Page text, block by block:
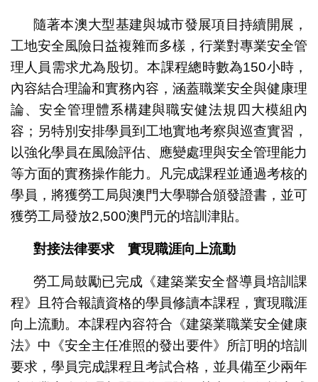
隨著本澳大型基建與城市發展項目持續開展，
工地安全風險日益複雜而多樣，行業對專業安全管
理人員需求尤為殷切。本課程總時數為150小時，
內容結合理論和實務內容，涵蓋職業安全與健康理
論、安全管理體系構建與職安健法規四大模組內
容；另特別安排學員到工地實地考察與巡查實習，
以強化學員在風險評估、應變處理與安全管理能力
等方面的實務操作能力。凡完成課程並通過考核的
學員，將獲勞工局與澳門大學聯合頒發證書，並可
獲勞工局發放2,500澳門元的培訓津貼。
對接法律要求 實現職涯向上流動
勞工局鼓勵已完成《建築業安全督導員培訓課
程》且符合報讀資格的學員修讀本課程，實現職涯
向上流動。本課程內容符合《建築業職業安全健康
法》中《安全主任准照的發出要件》所訂明的培訓
要求，學員完成課程且考試合格，並具備至少兩年